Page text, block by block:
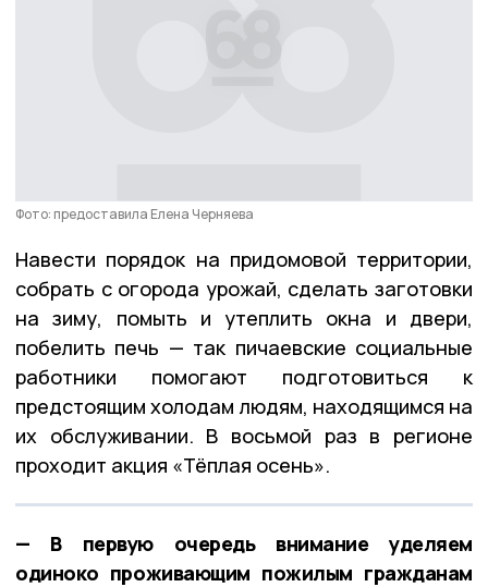
Фото: предоставила Елена Черняева
Навести порядок на придомовой территории,
собрать с огорода урожай, сделать заготовки
на зиму, помыть и утеплить окна и двери,
побелить печь — так пичаевские социальные
работники помогают подготовиться к
предстоящим холодам людям, находящимся на
их обслуживании. В восьмой раз в регионе
проходит акция «Тёплая осень».
— В первую очередь внимание уделяем
одиноко проживающим пожилым гражданам